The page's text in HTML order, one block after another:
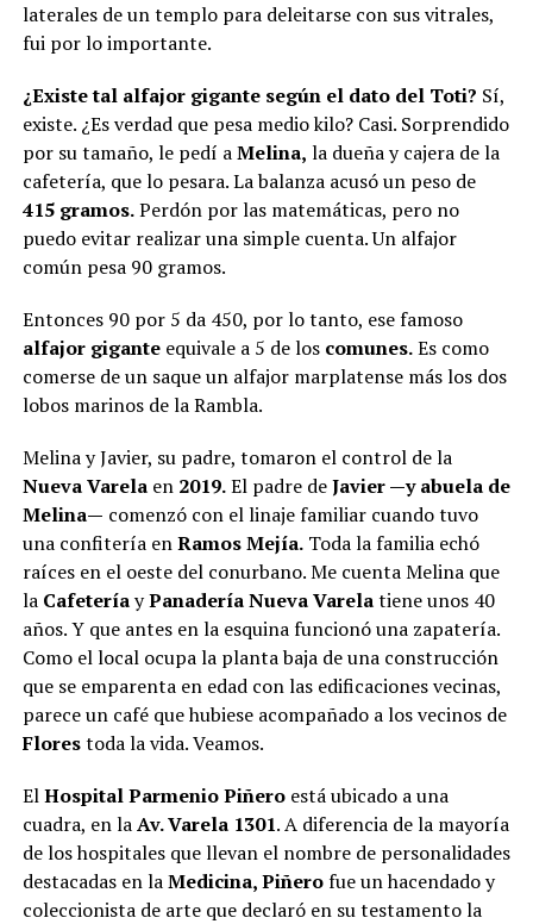
laterales de un templo para deleitarse con sus vitrales,
fui por lo importante.
¿Existe tal alfajor gigante según el dato del Toti? Sí,
existe. ¿Es verdad que pesa medio kilo? Casi. Sorprendido
por su tamaño, le pedí aMelina, la dueña y cajera de la
cafetería, que lo pesara. La balanza acusó un peso de
415 gramos.Perdón por las matemáticas, pero no
puedo evitar realizar una simple cuenta. Un alfajor
común pesa 90 gramos.
Entonces 90 por 5 da 450, por lo tanto, ese famoso
alfajor giganteequivale a 5 de los comunes.Es como
comerse de un saque un alfajor marplatense más los dos
lobos marinos de la Rambla.
Melina y Javier, su padre, tomaron el control de la
Nueva Varelaen 2019.El padre deJavier —y abuela de
Melina— comenzó con el linaje familiar cuando tuvo
una confitería enRamos Mejía.Toda la familia echó
raíces en el oeste del conurbano. Me cuenta Melina que
la CafeteríayPanadería Nueva Varelatiene unos 40
años. Y que antes en la esquina funcionó una zapatería.
Como el local ocupa la planta baja de una construcción
que se emparenta en edad con las edificaciones vecinas,
parece un café que hubiese acompañado a los vecinos de
Florestoda la vida. Veamos.
ElHospital Parmenio Piñeroestá ubicado a una
cuadra, en laAv. Varela 1301. A diferencia de la mayoría
de los hospitales que llevan el nombre de personalidades
destacadas en laMedicina, Piñerofue un hacendado y
coleccionista de arte que declaró en su testamento la